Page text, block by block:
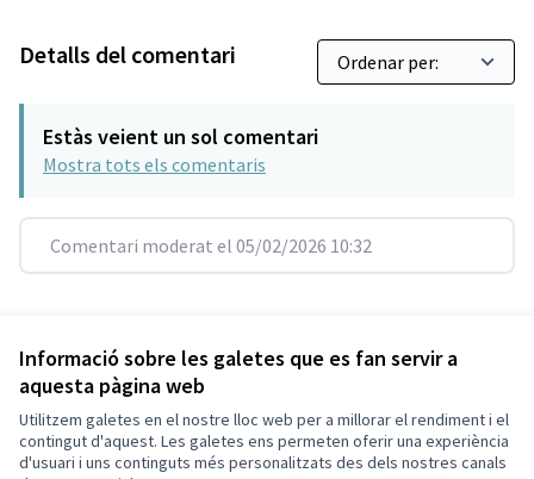
Informació sobre les galetes que es fan servir a
aquesta pàgina web
Utilitzem galetes en el nostre lloc web per a millorar el rendiment i el
contingut d'aquest. Les galetes ens permeten oferir una experiència
d'usuari i uns continguts més personalitzats des dels nostres canals
Detalls del comentari
Estàs veient un sol comentari
Mostra tots els comentaris
Comentari moderat el 05/02/2026 10:32
Versió 5(de 5) veure altres versions
Termes i condicions d'ús
Configuració de les galetes
Decidim Sant Cugat a X
Decidim Sant Cugat a Facebook
Decidim Sant Cugat a Instagram
Decidim Sant Cugat a GitHub